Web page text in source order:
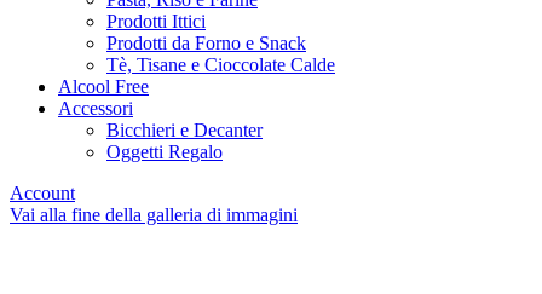
Prodotti Ittici
Prodotti da Forno e Snack
Tè, Tisane e Cioccolate Calde
Alcool Free
Accessori
Bicchieri e Decanter
Oggetti Regalo
Account
Vai alla fine della galleria di immagini